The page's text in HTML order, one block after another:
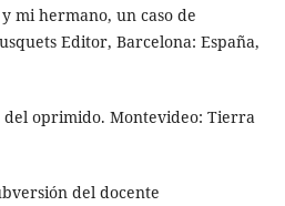
mi hermano, un caso de
Editor, Barcelona: España,
del oprimido. Montevideo: Tierra
del docente